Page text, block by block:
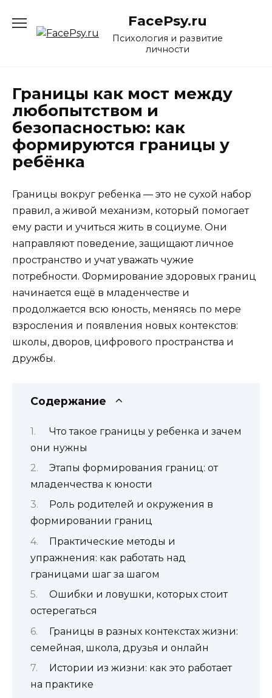
содержанию
FacePsy.ru
Психология и развитие
личности
Границы как мост между
любопытством и
безопасностью: как
формируются границы у
ребёнка
Границы вокруг ребенка — это не сухой набор
правил, а живой механизм, который помогает
ему расти и учиться жить в социуме. Они
направляют поведение, защищают личное
пространство и учат уважать чужие
потребности. Формирование здоровых границ
начинается ещё в младенчестве и
продолжается всю юность, меняясь по мере
взросления и появления новых контекстов:
школы, дворов, цифрового пространства и
дружбы.
Содержание
Что такое границы у ребенка и зачем
они нужны
Этапы формирования границ: от
младенчества к юности
Роль родителей и окружения в
формировании границ
Практические методы и
упражнения: как работать над
границами шаг за шагом
Ошибки и ловушки, которых стоит
остерегаться
Границы в разных контекстах жизни:
семейная, школа, друзья и онлайн
Истории из жизни: как это работает
на практике